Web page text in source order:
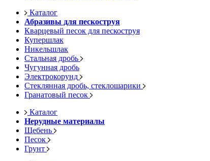
Каталог
Абразивы для пескоструя
Кварцевый песок для пескоструя
Купершлак
Никельшлак
Стальная дробь
Чугунная дробь
Электрокорунд
Стеклянная дробь, стеклошарики
Гранатовый песок
Каталог
Нерудные материалы
Щебень
Песок
Грунт